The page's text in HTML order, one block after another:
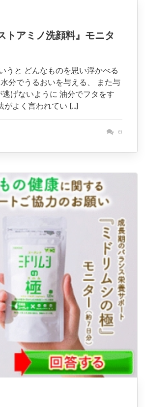
トアミノ洗顔料』モニタ
と どんなものを思い浮かべる
分でうるおいを与える、 また与
逃げないように 油分でフタをす
がよく言われてい […]
0